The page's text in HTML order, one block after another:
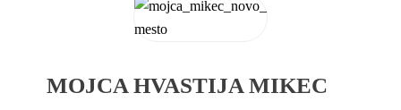
MOJCA HVASTIJA MIKEC